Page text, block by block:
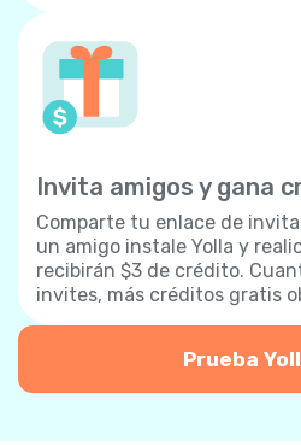
Invita amigos y gana
Comparte tu enlace de
un amigo instale Yolla y
recibirán $3 de crédito.
invites, más créditos gratis
Prueba